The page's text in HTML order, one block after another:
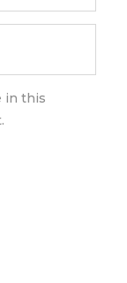
in this